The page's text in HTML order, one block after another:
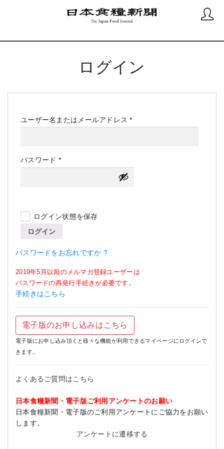
ログイン
ユーザー名またはメールアドレス*必
パスワード *必
須
ログイン状態を保存
ログイン
パスワードをお忘れですか ?
2019年5月以前のメルマガ登録ユーザーは
パスワードの再発行手続きが必要です。
手続きはこちら
電子版のお申し込みはこちら
電子版にお申し込み頂くと様々な機能が利用できるマイページにログインで
きます。
よくあるご質問はこちら
日本食糧新聞・電子版ご利用アンケートのお願い
日本食糧新聞・電子版のご利用アンケートにご協力をお願い
します。
アンケートに遷移する